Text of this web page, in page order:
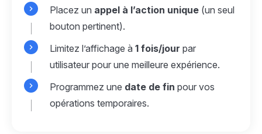
Placez un appel à l’action unique (un seul
bouton pertinent).
Limitez l’affichage à 1 fois/jour par
utilisateur pour une meilleure expérience.
Programmez une date de fin pour vos
opérations temporaires.